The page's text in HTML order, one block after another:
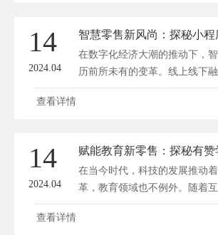
14
2024.04
在数字化经济大潮的推动下，
历前所未有的变革。线上线下
查看详情
14
2024.04
在当今时代，科技的发展推动
革，教育领域也不例外。随着互
人...
查看详情